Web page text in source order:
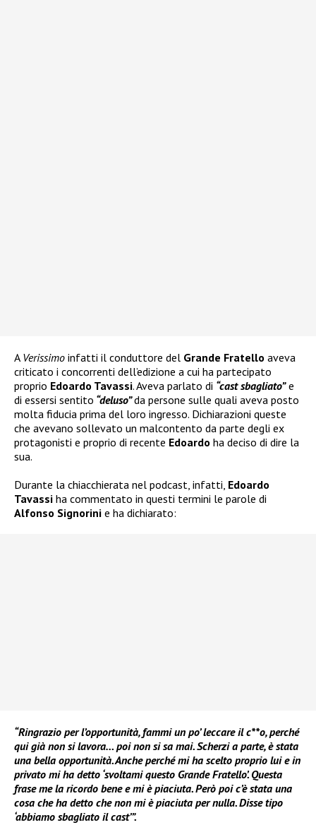
A Verissimo infatti il conduttore del Grande Fratello aveva
criticato i concorrenti dell’edizione a cui ha partecipato
proprio Edoardo Tavassi. Aveva parlato di “cast sbagliato”e
di essersi sentito “deluso”da persone sulle quali aveva posto
molta fiducia prima del loro ingresso. Dichiarazioni queste
che avevano sollevato un malcontento da parte degli ex
protagonisti e proprio di recente Edoardo ha deciso di dire la
sua.
Durante la chiacchierata nel podcast, infatti, Edoardo
Tavassi ha commentato in questi termini le parole di
Alfonso Signorini e ha dichiarato:
“Ringrazio per l’opportunità, fammi un po’ leccare il c**o, perché
qui già non si lavora… poi non si sa mai. Scherzi a parte, è stata
una bella opportunità. Anche perché mi ha scelto proprio lui e in
privato mi ha detto ‘svoltami questo Grande Fratello’. Questa
frase me la ricordo bene e mi è piaciuta. Però poi c’è stata una
cosa che ha detto che non mi è piaciuta per nulla. Disse tipo
‘abbiamo sbagliato il cast’”.